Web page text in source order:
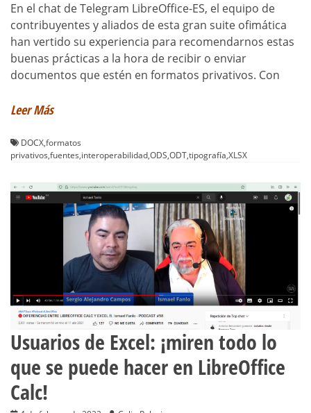
En el chat de Telegram LibreOffice-ES, el equipo de
contribuyentes y aliados de esta gran suite ofimática
han vertido su experiencia para recomendarnos estas
buenas prácticas a la hora de recibir o enviar
documentos que estén en formatos privativos. Con
Leer Más
DOCX,formatos
privativos,fuentes,interoperabilidad,ODS,ODT,tipografía,XLSX
Usuarios de Excel: ¡miren todo lo
que se puede hacer en LibreOffice
Calc!